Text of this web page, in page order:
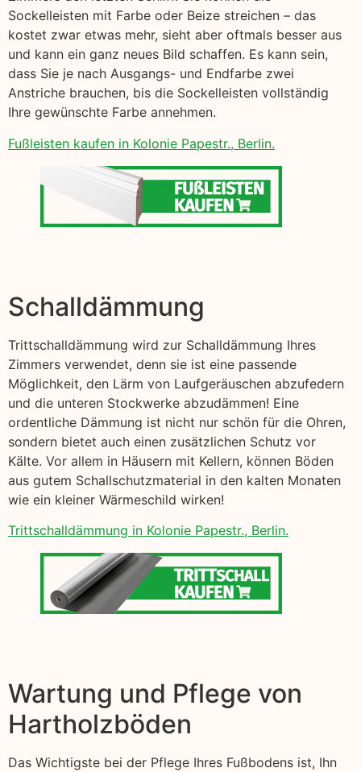
Sockelleisten mit Farbe oder Beize streichen – das
kostet zwar etwas mehr, sieht aber oftmals besser aus
und kann ein ganz neues Bild schaffen. Es kann sein,
dass Sie je nach Ausgangs- und Endfarbe zwei
Anstriche brauchen, bis die Sockelleisten vollständig
Ihre gewünschte Farbe annehmen.
Fußleisten kaufen in Kolonie Papestr., Berlin.
Schalldämmung
Trittschalldämmung wird zur Schalldämmung Ihres
Zimmers verwendet, denn sie ist eine passende
Möglichkeit, den Lärm von Laufgeräuschen abzufedern
und die unteren Stockwerke abzudämmen! Eine
ordentliche Dämmung ist nicht nur schön für die Ohren,
sondern bietet auch einen zusätzlichen Schutz vor
Kälte. Vor allem in Häusern mit Kellern, können Böden
aus gutem Schallschutzmaterial in den kalten Monaten
wie ein kleiner Wärmeschild wirken!
Trittschalldämmung in Kolonie Papestr., Berlin.
Wartung und Pflege von
Hartholzböden
Das Wichtigste bei der Pflege Ihres Fußbodens ist, Ihn